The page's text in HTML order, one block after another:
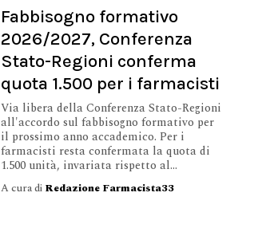
Fabbisogno formativo
2026/2027, Conferenza
Stato-Regioni conferma
quota 1.500 per i farmacisti
Via libera della Conferenza Stato-Regioni
all'accordo sul fabbisogno formativo per
il prossimo anno accademico. Per i
farmacisti resta confermata la quota di
1.500 unità, invariata rispetto al...
A cura di Redazione Farmacista33